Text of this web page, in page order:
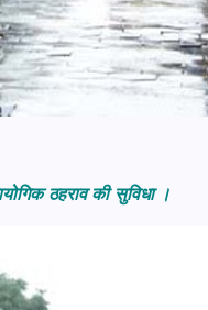
ठहराव की सुविधा ।